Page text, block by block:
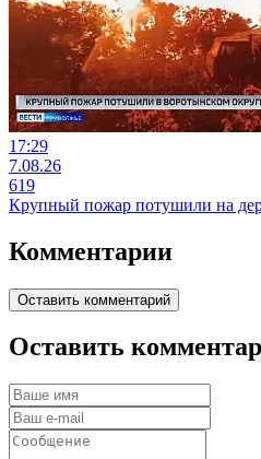
17:29
7.08.26
619
Крупный пожар потушили на
Комментарии
Оставить комментарий
Оставить